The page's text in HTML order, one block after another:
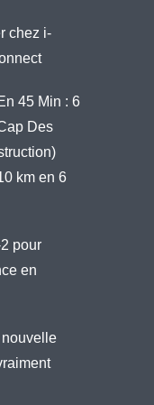
chez i-
45 Min : 6
Des
km en 6
pour
en